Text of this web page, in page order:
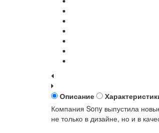
Описание
Компания Sony выпустила
не только в дизайне, но и в